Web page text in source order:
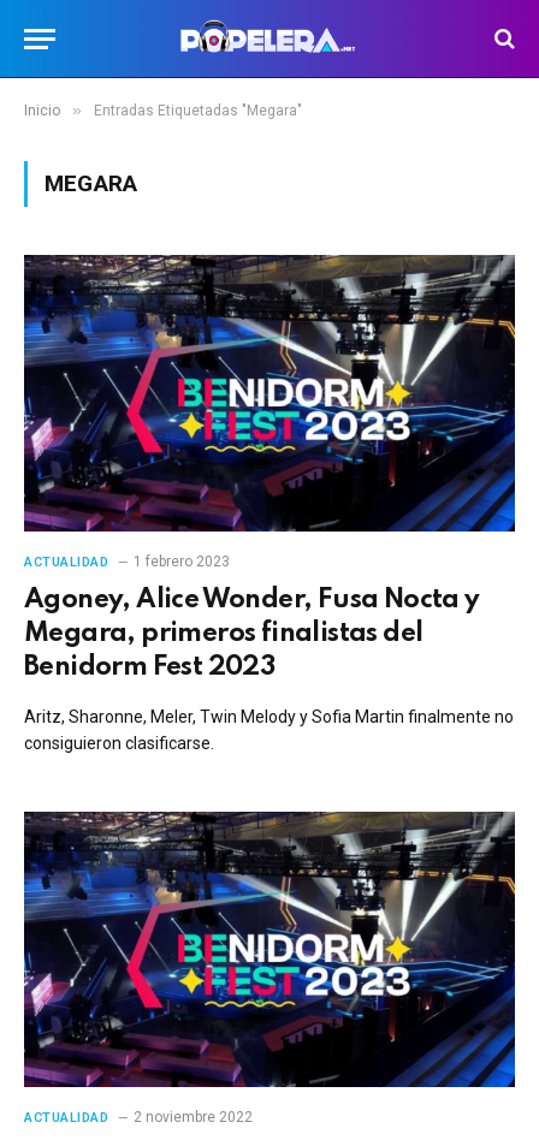
Inicio » Entradas Etiquetadas "Megara"
MEGARA
ACTUALIDAD 1 febrero 2023
Agoney, Alice Wonder, Fusa Nocta y
Megara, primeros finalistas del
Benidorm Fest 2023
Aritz, Sharonne, Meler, Twin Melody y Sofia Martin finalmente no
consiguieron clasificarse.
ACTUALIDAD 2 noviembre 2022